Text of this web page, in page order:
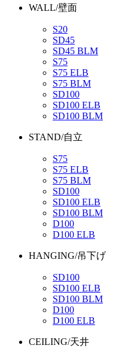
WALL/壁面
S20
SD45
SD45 BLM
S75
S75 ELB
S75 BLM
SD100
SD100 ELB
SD100 BLM
STAND/自立
S75
S75 ELB
S75 BLM
SD100
SD100 ELB
SD100 BLM
D100
D100 ELB
HANGING/吊下げ
SD100
SD100 ELB
SD100 BLM
D100
D100 ELB
CEILING/天井